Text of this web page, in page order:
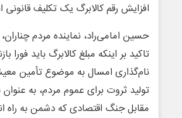
افزایش رقم کالابرگ یک تکلیف
حسین امامی‌راد، نماینده مردم
تاکید بر اینکه مبلغ کالابرگ باید
نام‌گذاری امسال به موضوع تأمین
تولید ثروت برای عموم مردم، به
مقابل جنگ اقتصادی که دشمن به راه